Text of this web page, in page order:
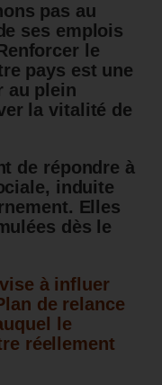
pas au
ses emplois
le
pays est une
au plein
la vitalité de
de répondre à
induite
Elles
dès le
à influer
de relance
le
réellement